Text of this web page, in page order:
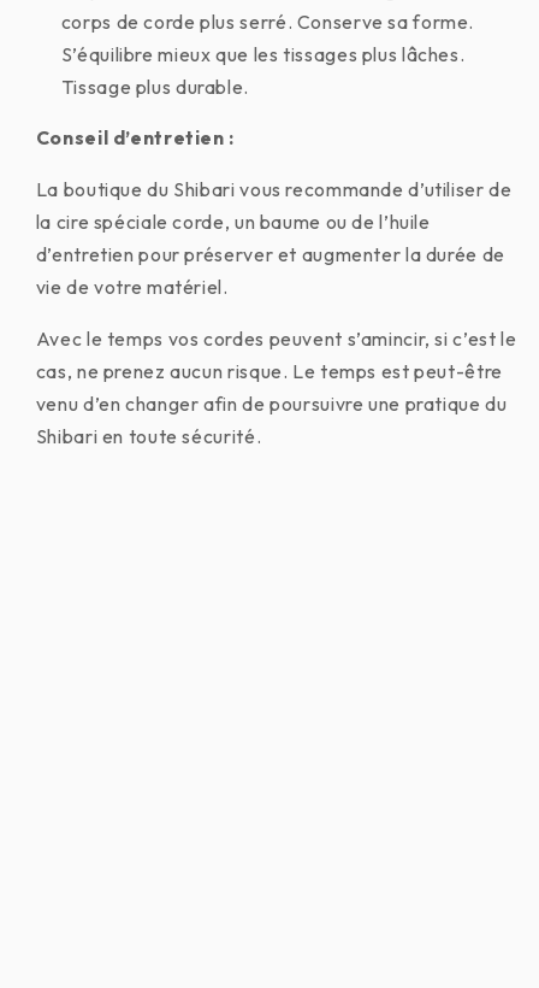
corps de corde plus serré. Conserve sa forme.
S’équilibre mieux que les tissages plus lâches.
Tissage plus durable.
Conseil d’entretien :
La boutique du Shibari vous recommande d’utiliser de
la cire spéciale corde, un baume ou de l’huile
d’entretien pour préserver et augmenter la durée de
vie de votre matériel.
Avec le temps vos cordes peuvent s’amincir, si c’est le
cas, ne prenez aucun risque. Le temps est peut-être
venu d’en changer afin de poursuivre une pratique du
Shibari en toute sécurité.